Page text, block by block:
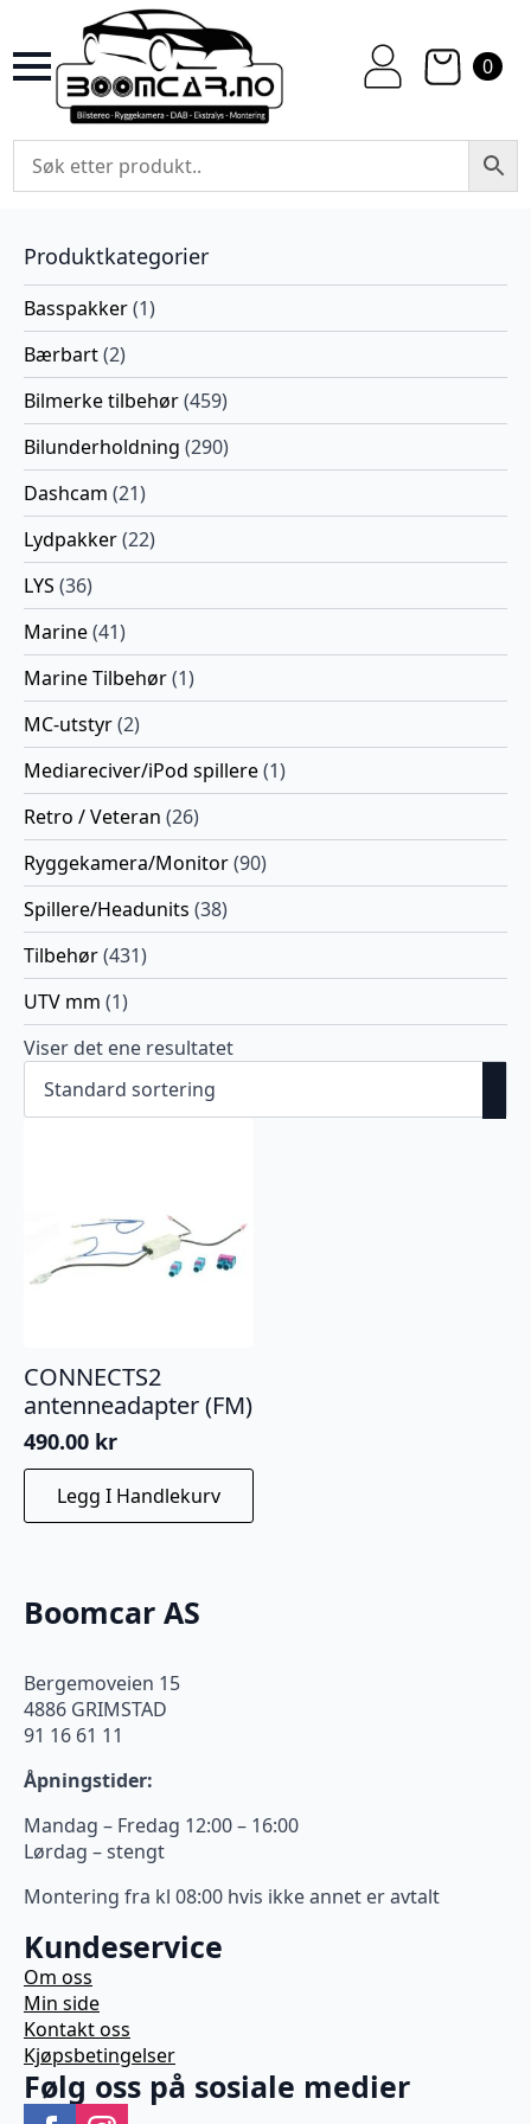
0
Produktkategorier
Basspakker(1)
Bærbart(2)
Bilmerke tilbehør(459)
Bilunderholdning (290)
Dashcam (21)
Lydpakker(22)
LYS (36)
Marine(41)
Marine Tilbehør(1)
MC-utstyr(2)
Mediareciver/iPod spillere(1)
Retro / Veteran (26)
Ryggekamera/Monitor(90)
Spillere/Headunits (38)
Tilbehør(431)
UTV mm (1)
Viser det ene resultatet
CONNECTS2
antenneadapter (FM)
490.00 kr
Legg I Handlekurv
Boomcar AS
Bergemoveien 15
4886 GRIMSTAD
91 16 61 11
Åpningstider:
Mandag – Fredag 12:00 – 16:00
Lørdag – stengt
Montering fra kl 08:00 hvis ikke annet er avtalt
Kundeservice
Om oss
Min side
Kontakt oss
Kjøpsbetingelser
Følg oss på sosiale medier